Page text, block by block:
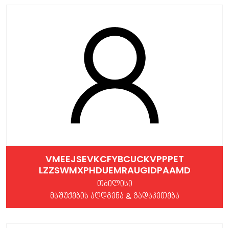
VMEEJSEVKCFYBCUCKVPPPET
LZZSWMXPHDUEMRAUGIDPAAMD
თბილისი
მაშუქების აღდგენა & გადაკეთება